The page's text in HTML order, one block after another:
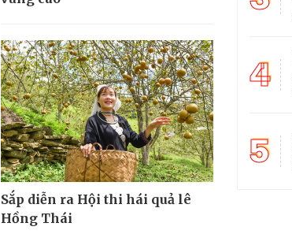
Sắp diễn ra Hội thi hái quả lê
Hồng Thái
4
5